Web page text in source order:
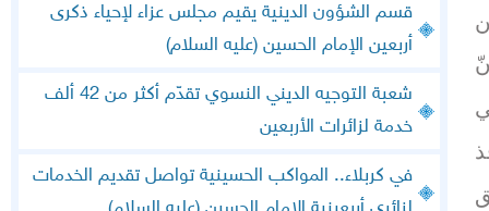
قسم الشؤون الدينية يقيم مجلس عزاء لإحياء ذكرى
أربعين الإمام الحسين (عليه السلام)
شعبة التوجيه الديني النسوي تقدّم أكثر من 42 ألف
خدمة لزائرات الأربعين
في كربلاء.. المواكب الحسينية تواصل تقديم الخدمات